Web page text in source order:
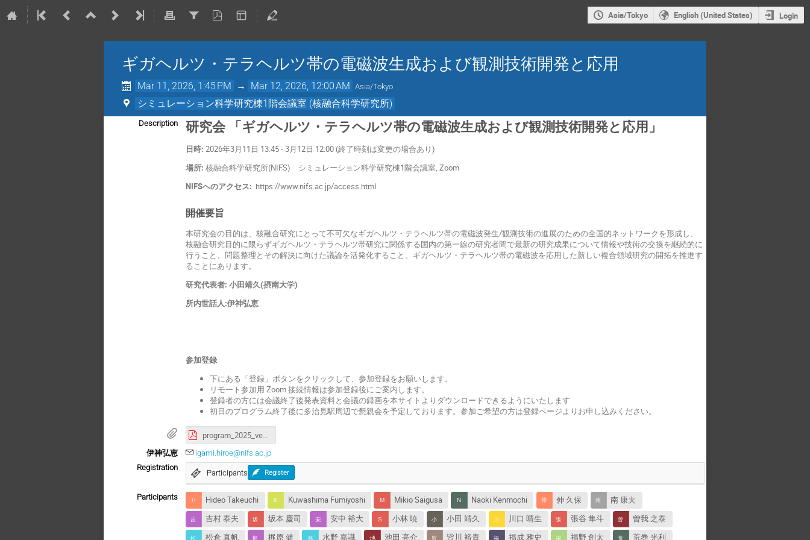
Asia/Tokyo English (United States) Login
ギガヘルツ・テラヘルツ帯の電磁波生成および観測技術開発と応用
Mar 11, 2026, 1:45 PM → Mar 12, 2026, 12:00 AM Asia/Tokyo
シミュレーション科学研究棟1階会議室 (核融合科学研究所)
Description 研究会 「ギガヘルツ・テラヘルツ帯の電磁波生成および観測技術開発と応用」
日時:2026年3月11日 13:45 - 3月12日 12:00 (終了時刻は変更の場合あり)
場所:核融合科学研究所(NIFS) シミュレーション科学研究棟1階会議室, Zoom
NIFSへのアクセス: https://www.nifs.ac.jp/access.html
開催要旨
本研究会の目的は、核融合研究にとって不可欠なギガヘルツ・テラヘルツ帯の電磁波発生/観測技術の進展のための全国的ネットワークを形成し、
核融合研究目的に限らずギガヘルツ・テラヘルツ帯研究に関係する国内の第一線の研究者間で最新の研究成果について情報や技術の交換を継続的に
行うこと、問題整理とその解決に向けた議論を活発化すること、ギガヘルツ・テラヘルツ帯の電磁波を応用した新しい複合領域研究の開拓を推進す
ることにあります。
研究代表者: 小田靖久(摂南大学)
所内世話人:伊神弘恵
参加登録
下にある「登録」ボタンをクリックして、参加登録をお願いします。
リモート参加用 Zoom 接続情報は参加登録後にご案内します。
登録者の方には会議終了後発表資料と会議の録画を本サイトよりダウンロードできるようにいたします
初日のプログラム終了後に多治見駅周辺で懇親会を予定しております。参加ご希望の方は登録ページよりお申し込みください。
program_2025_ver3.pdf
伊神弘恵
igami.hiroe@nifs.ac.jp
Registration
Participants Register
Participants Hideo Takeuchi Kuwashima Fumiyoshi Mikio Saigusa Naoki Kenmochi 伸 久保
南 康夫
吉村 泰夫
坂本 慶司 安中 裕大 小林 暁 小田 靖久 川口 晴生 張谷 隼斗
曽我 之泰
松倉 真帆
梶原 健 水野 嘉識 池田 亮介 皆川 裕貴 福成 雅史 福野 創太 荒巻 光利